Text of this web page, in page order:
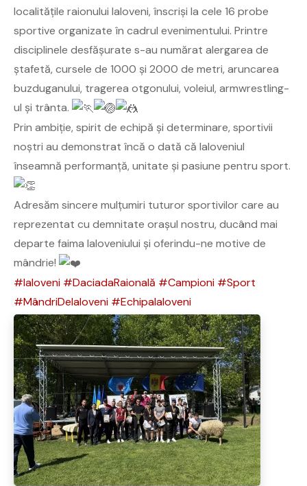
localitățile raionului Ialoveni, înscriși la cele 16 probe
sportive organizate în cadrul evenimentului. Printre
disciplinele desfășurate s-au numărat alergarea de
ștafetă, cursele de 1000 și 2000 de metri, aruncarea
buzduganului, tragerea otgonului, voleiul, armwrestling-
ul și trânta.
Prin ambiție, spirit de echipă și determinare, sportivii
noștri au demonstrat încă o dată că Ialoveniul
înseamnă performanță, unitate și pasiune pentru sport.
Adresăm sincere mulțumiri tuturor sportivilor care au
reprezentat cu demnitate orașul nostru, ducând mai
departe faima Ialoveniului și oferindu-ne motive de
mândrie!
#Ialoveni #DaciadaRaională #Campioni #Sport
#MândriDeIaloveni #EchipaIaloveni